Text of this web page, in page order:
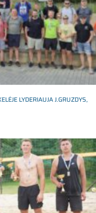
LYDERIAUJA J.GRUZDYS,